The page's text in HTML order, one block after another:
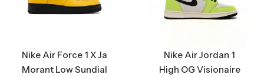
Nike Air Force 1 X Ja
Morant Low Sundial
Nike Air Jordan 1
High OG Visionaire